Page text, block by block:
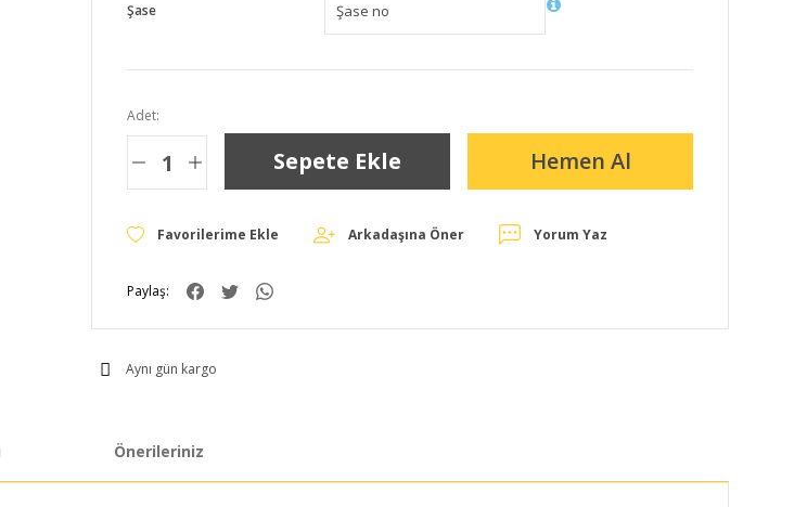
Şase
Adet:
Sepete Ekle Hemen Al
Arkadaşına Öner Yorum Yaz
Paylaş:
Aynı gün kargo
Önerileriniz